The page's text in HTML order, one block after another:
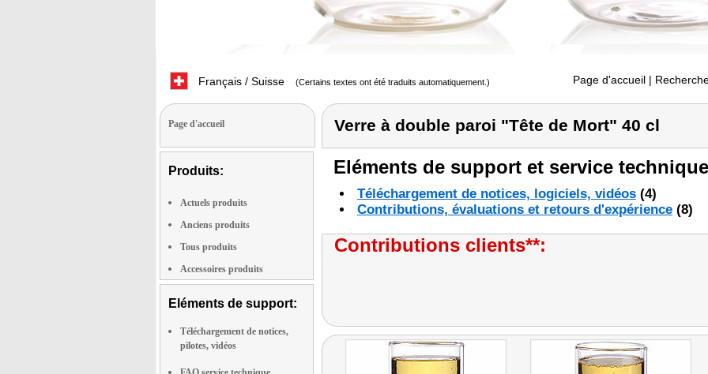
Français / Suisse (Certains textes ont été traduits automatiquement.) Page d'accueil |
Page d'accueil
Produits:
Actuels produits
Anciens produits
Tous produits
Accessoires produits
Eléments de support:
Téléchargement de notices,
pilotes, vidéos
Verre à double paroi "Tête de Mort" 40 cl
Eléments de support et service
Téléchargement de notices, logiciels, vidéos (4)
Contributions, évaluations et retours d'expérience (8)
Contributions clients**: